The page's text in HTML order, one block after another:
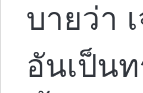
บายว่า
อันเป็น